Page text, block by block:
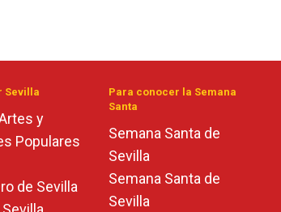
Sevilla
y
Populares
de Sevilla
Para conocer la Semana
Santa
Semana Santa de
Sevilla
Semana Santa de
Sevilla